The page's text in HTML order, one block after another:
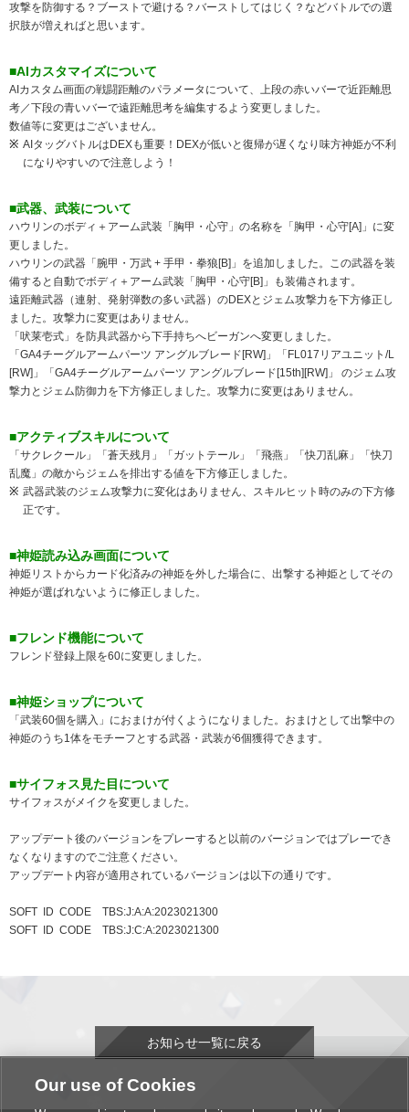
攻撃を防御する？ブーストで避ける？バーストしてはじく？などバトルでの選
択肢が増えればと思います。
■AIカスタマイズについて
AIカスタム画面の戦闘距離のパラメータについて、上段の赤いバーで近距離思
考／下段の青いバーで遠距離思考を編集するよう変更しました。
数値等に変更はございません。
AIタッグバトルはDEXも重要！DEXが低いと復帰が遅くなり味方神姫が不利
になりやすいので注意しよう！
■武器、武装について
ハウリンのボディ＋アーム武装「胸甲・心守」の名称を「胸甲・心守[A]」に変
更しました。
ハウリンの武器「腕甲・万武 + 手甲・拳狼[B]」を追加しました。この武器を装
備すると自動でボディ＋アーム武装「胸甲・心守[B]」も装備されます。
遠距離武器（連射、発射弾数の多い武器）のDEXとジェム攻撃力を下方修正し
ました。攻撃力に変更はありません。
「吠莱壱式」を防具武器から下手持ちへビーガンへ変更しました。
「GA4チーグルアームパーツ アングルブレード[RW]」「FL017リアユニット/L
[RW]」「GA4チーグルアームパーツ アングルブレード[15th][RW]」 のジェム攻
撃力とジェム防御力を下方修正しました。攻撃力に変更はありません。
■アクティブスキルについて
「サクレクール」「蒼天残月」「ガットテール」「飛燕」「快刀乱麻」「快刀
乱魔」の敵からジェムを排出する値を下方修正しました。
武器武装のジェム攻撃力に変化はありません、スキルヒット時のみの下方修
正です。
■神姫読み込み画面について
神姫リストからカード化済みの神姫を外した場合に、出撃する神姫としてその
神姫が選ばれないように修正しました。
■フレンド機能について
フレンド登録上限を60に変更しました。
■神姫ショップについて
「武装60個を購入」におまけが付くようになりました。おまけとして出撃中の
神姫のうち1体をモチーフとする武器・武装が6個獲得できます。
■サイフォス見た目について
サイフォスがメイクを変更しました。
アップデート後のバージョンをプレーすると以前のバージョンではプレーでき
なくなりますのでご注意ください。
アップデート内容が適用されているバージョンは以下の通りです。
SOFT ID CODE TBS:J:A:A:2023021300
SOFT ID CODE TBS:J:C:A:2023021300
お知らせ一覧に戻る
Our use of Cookies